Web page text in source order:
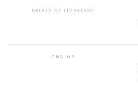
DÉLAIS DE LIVRAISON
CHAINE